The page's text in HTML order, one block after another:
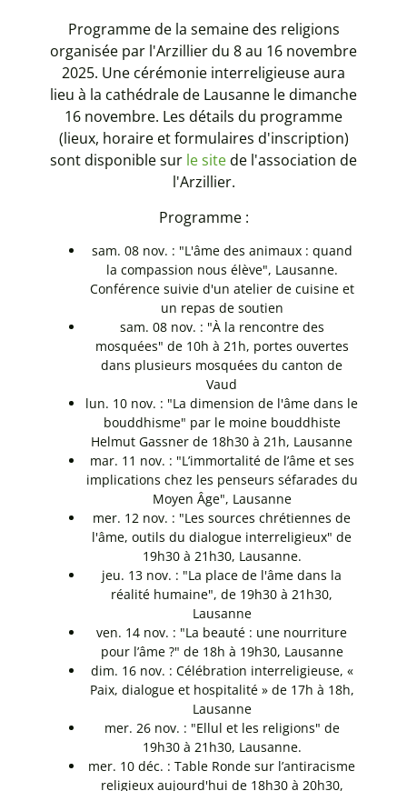
Programme de la semaine des religions
organisée par l'Arzillierdu 8 au 16 novembre
2025. Une cérémonie interreligieuse aura
lieu à la cathédrale de Lausanne le dimanche
16 novembre. Les détails du programme
(lieux, horaire et formulaires d'inscription)
sont disponible sur le sitede l'association de
l'Arzillier.
Programme :
sam. 08 nov. : "L'âme des animaux : quand
la compassion nous élève", Lausanne.
Conférence suivie d'un atelier de cuisine et
un repas de soutien
sam. 08 nov. : "À la rencontre des
mosquées" de 10h à 21h, portes ouvertes
dans plusieurs mosquées du canton de
Vaud
lun. 10 nov. : "La dimension de l'âme dans le
bouddhisme" par le moine bouddhiste
Helmut Gassner de 18h30 à 21h, Lausanne
mar. 11 nov. : "L’immortalité de l’âme et ses
implications chez les penseurs séfarades du
Moyen Âge", Lausanne
mer. 12 nov. : "Les sources chrétiennes de
l'âme, outils du dialogue interreligieux" de
19h30 à 21h30, Lausanne.
jeu. 13 nov. : "La place de l'âme dans la
réalité humaine", de 19h30 à 21h30,
Lausanne
ven. 14 nov. : "La beauté : une nourriture
pour l’âme ?" de 18h à 19h30, Lausanne
dim. 16 nov. : Célébration interreligieuse, «
Paix, dialogue et hospitalité » de 17h à 18h,
Lausanne
mer. 26 nov. : "Ellul et les religions" de
19h30 à 21h30, Lausanne.
mer. 10 déc. : Table Ronde sur l’antiracisme
religieux aujourd'hui de 18h30 à 20h30,